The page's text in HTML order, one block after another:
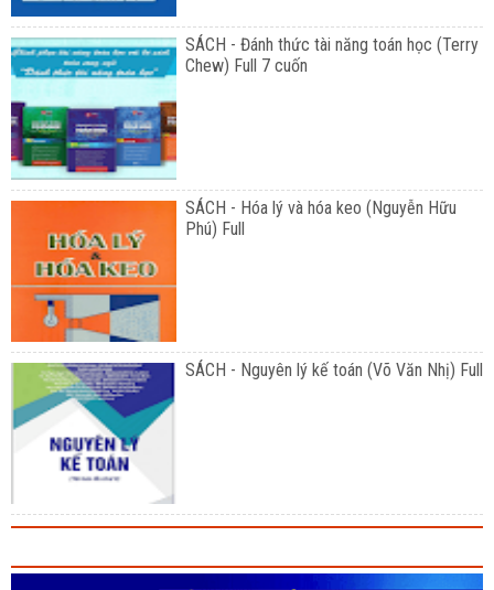
SÁCH - Đánh thức tài năng toán học (Terry
Chew) Full 7 cuốn
SÁCH - Hóa lý và hóa keo (Nguyễn Hữu
Phú) Full
SÁCH - Nguyên lý kế toán (Võ Văn Nhị) Full